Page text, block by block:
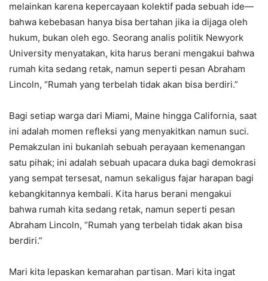
melainkan karena kepercayaan kolektif pada sebuah ide—
bahwa kebebasan hanya bisa bertahan jika ia dijaga oleh
hukum, bukan oleh ego. Seorang analis politik Newyork
University menyatakan, kita harus berani mengakui bahwa
rumah kita sedang retak, namun seperti pesan Abraham
Lincoln, “Rumah yang terbelah tidak akan bisa berdiri.”
Bagi setiap warga dari Miami, Maine hingga California, saat
ini adalah momen refleksi yang menyakitkan namun suci.
Pemakzulan ini bukanlah sebuah perayaan kemenangan
satu pihak; ini adalah sebuah upacara duka bagi demokrasi
yang sempat tersesat, namun sekaligus fajar harapan bagi
kebangkitannya kembali. Kita harus berani mengakui
bahwa rumah kita sedang retak, namun seperti pesan
Abraham Lincoln, “Rumah yang terbelah tidak akan bisa
berdiri.”
Mari kita lepaskan kemarahan partisan. Mari kita ingat